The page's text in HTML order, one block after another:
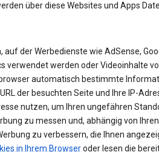
über diese Websites und Apps
auf der Werbedienste wie AdSense,
verwendet werden oder Videoinhalte
automatisch bestimmte
der besuchten Seite und Ihre IP-
nutzen, um Ihren ungefähren
zu messen und, abhängig von Ihren
zu verbessern, die Ihnen
in Ihrem Browseroder lesen die